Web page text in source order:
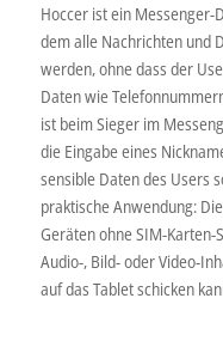
Hoccer ist ein
dem alle Nachrichten und
werden, ohne dass der
Daten wie
ist beim Sieger im
die Eingabe eines
sensible Daten des Users
praktische Anwendung:
Geräten ohne SIM-Karten-
Audio-, Bild- oder Video-
auf das Tablet schicken